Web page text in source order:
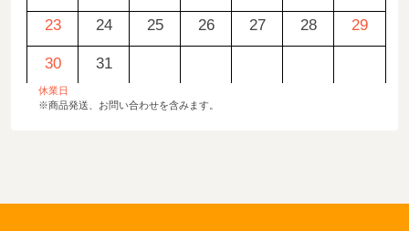
23
24 25 26 27 28 29
30 31
休業日
※商品発送、お問い合わせを含みます。